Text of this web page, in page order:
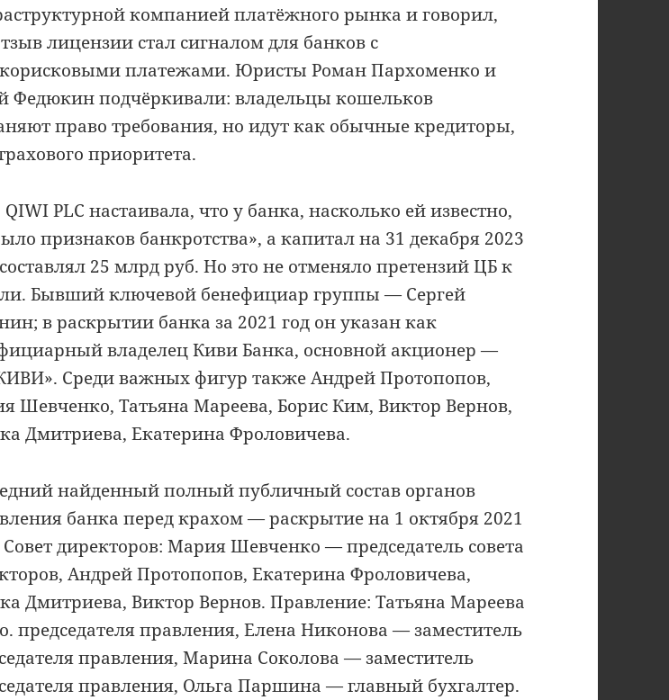
компанией платёжного рынка и говорил,
лицензии стал сигналом для банков с
платежами. Юристы Роман Пархоменко и
Федюкин подчёркивали: владельцы кошельков
право требования, но идут как обычные кредиторы,
приоритета.
PLC настаивала, что у банка, насколько ей известно,
признаков банкротства», а капитал на 31 декабря 2023
25 млрд руб. Но это не отменяло претензий ЦБ к
Бывший ключевой бенефициар группы — Сергей
в раскрытии банка за 2021 год он указан как
владелец Киви Банка, основной акционер —
Среди важных фигур также Андрей Протопопов,
Шевченко, Татьяна Мареева, Борис Ким, Виктор Вернов,
Дмитриева, Екатерина Фроловичева.
найденный полный публичный состав органов
банка перед крахом — раскрытие на 1 октября 2021
Совет директоров: Мария Шевченко — председатель совета
Андрей Протопопов, Екатерина Фроловичева,
Дмитриева, Виктор Вернов. Правление: Татьяна Мареева
председателя правления, Елена Никонова — заместитель
правления, Марина Соколова — заместитель
правления, Ольга Паршина — главный бухгалтер.